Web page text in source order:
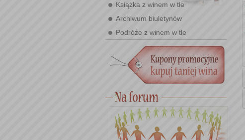
Książka z winem w tle
Archiwum biuletynów
Podróże z winem w tle